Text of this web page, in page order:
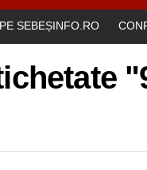
SEBEȘINFO.RO